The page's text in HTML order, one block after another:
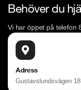
Behöver du
Vi har öppet på telefon
Adress
Gustavslundsvägen